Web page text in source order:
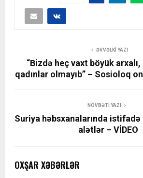
ƏVVƏLKI YAZI
“Bizdə heç vaxt böyük
qadınlar olmayıb” – Sosioloq
NÖVBƏTI YAZI
Suriya həbsxanalarında
alətlər – VİDEO
OXŞAR XƏBƏRLƏR